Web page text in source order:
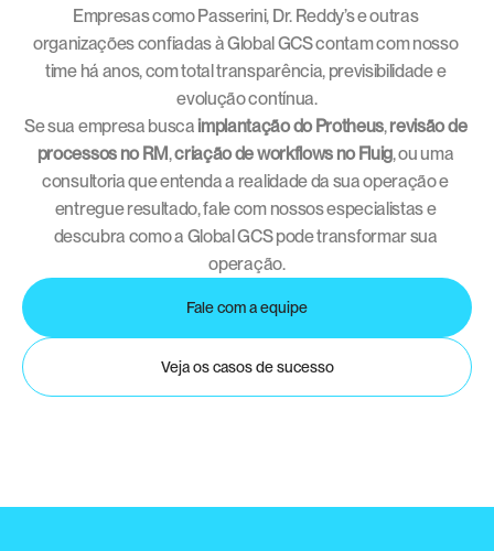
Empresas como Passerini, Dr. Reddy’s e outras
organizações confiadas à Global GCS contam com nosso
time há anos, com total transparência, previsibilidade e
evolução contínua.
Se sua empresa busca implantação do Protheus, revisão de
processos no RM, criação de workflows no Fluig, ou uma
consultoria que entenda a realidade da sua operação e
entregue resultado, fale com nossos especialistas e
descubra como a Global GCS pode transformar sua
operação.
Fale com a equipe
Veja os casos de sucesso